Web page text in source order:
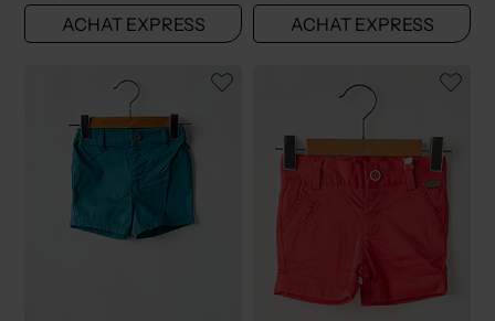
ACHAT EXPRESS ACHAT EXPRESS